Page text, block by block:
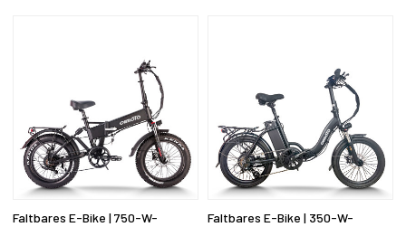
Faltbares E-Bike | 750-W-
Faltbares E-Bike | 350-W-